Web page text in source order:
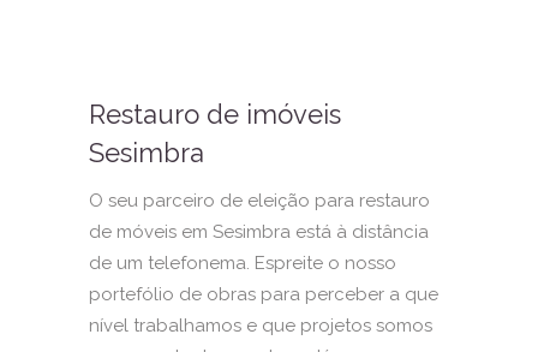
Restauro de imóveis
Sesimbra
O seu parceiro de eleição para restauro
de móveis em Sesimbra está à distância
de um telefonema. Espreite o nosso
portefólio de obras para perceber a que
nível trabalhamos e que projetos somos